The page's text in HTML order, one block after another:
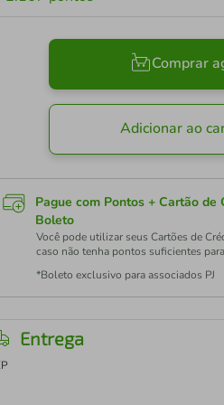
Comprar
Adicionar ao
Pague com Pontos + Cartão de
Boleto
Você pode utilizar seus Cartões de
caso não tenha pontos suficientes
*Boleto exclusivo para associados PJ
Entrega